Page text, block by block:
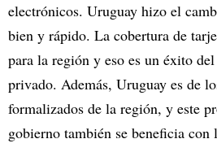
electrónicos. Uruguay hizo el
bien y rápido. La cobertura de
para la región y eso es un éxito
privado. Además, Uruguay es de
formalizados de la región, y este
gobierno también se beneficia